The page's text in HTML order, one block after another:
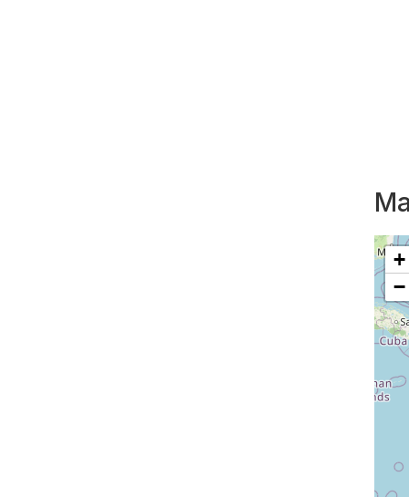
+
−